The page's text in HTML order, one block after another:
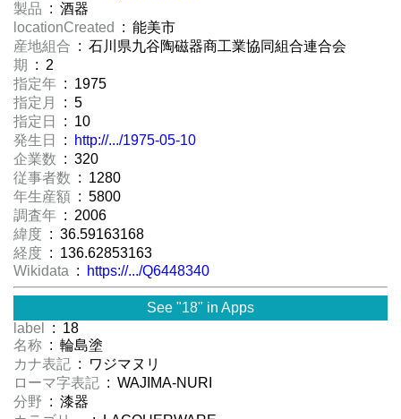
製品 : 酒器
locationCreated
: 能美市
産地組合 : 石川県九谷陶磁器商工業協同組合連合会
期
: 2
指定年 : 1975
指定月
: 5
指定日
: 10
発生日
:
http://.../1975-05-10
企業数 : 320
従事者数 : 1280
年生産額 : 5800
調査年 : 2006
緯度 : 36.59163168
経度 : 136.62853163
Wikidata : https://.../Q6448340
See "18" in Apps
label
: 18
名称 : 輪島塗
カナ表記 : ワジマヌリ
ローマ字表記 : WAJIMA-NURI
分野 : 漆器